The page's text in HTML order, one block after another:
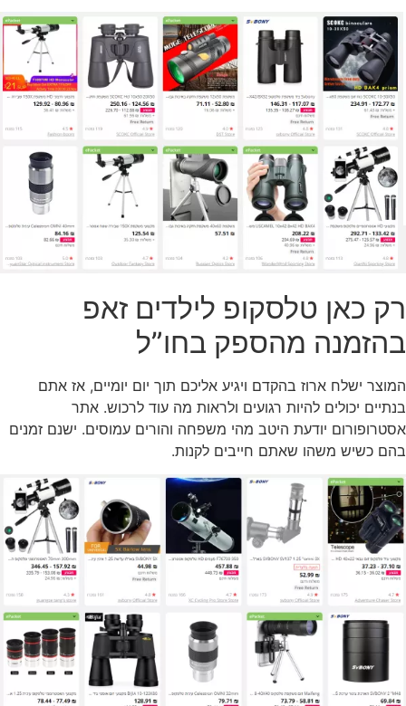
רק כאן טלסקופ לילדים זאפ
בהזמנה מהספק בחו”ל
המוצר ישלח ארוז בהקדם ויגיע אליכם תוך יום יומיים, אז אתם
בנתיים יכולים להיות רגועים ולראות מה עוד לרכוש. אתר
אסטרופורום יודעת היטב מהי משפחה והורים עמוסים. ישנם זמנים
בהם כשיש משהו שאתם חייבים לקנות.